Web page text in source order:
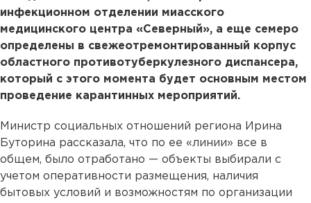
инфекционном отделении миасского
медицинского центра «Северный», а еще семеро
определены в свежеотремонтированный корпус
областного противотуберкулезного диспансера,
который с этого момента будет основным местом
проведение карантинных мероприятий.
Министр социальных отношений региона Ирина
Буторина рассказала, что по ее «линии» все в
общем, было отработано — объекты выбирали с
учетом оперативности размещения, наличия
бытовых условий и возможностям по организации